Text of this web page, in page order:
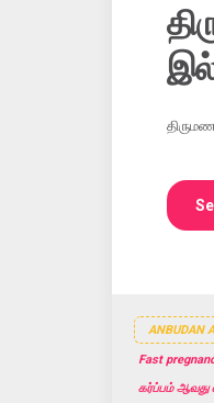
ANBUDAN
Fast
கர்ப்பம் ஆவது